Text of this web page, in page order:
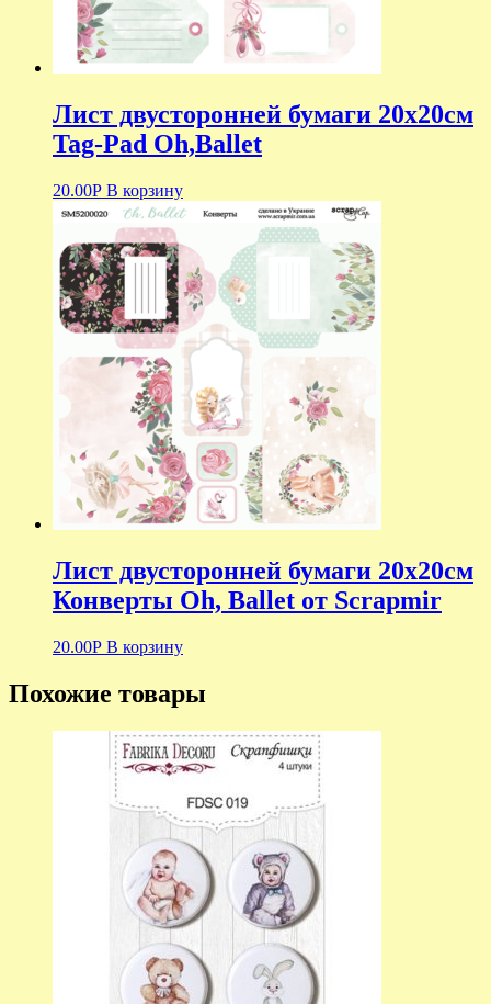
Лист двусторонней бумаги 20х20см
Tag-Pad Oh,Ballet
20.00Р В корзину
Лист двусторонней бумаги 20х20см
Конверты Oh, Ballet от Scrapmir
20.00Р В корзину
Похожие товары